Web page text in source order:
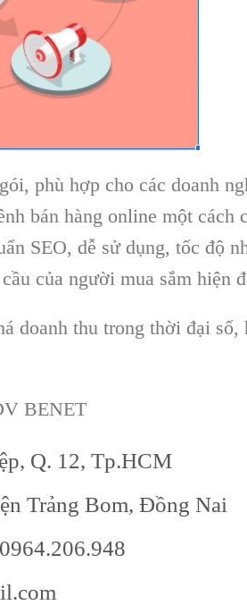
phù hợp cho các doanh
bán hàng online một cách
SEO, dễ sử dụng, tốc độ
của người mua sắm hiện
doanh thu trong thời đại số,
BENET
Q. 12, Tp.HCM
Trảng Bom, Đồng Nai